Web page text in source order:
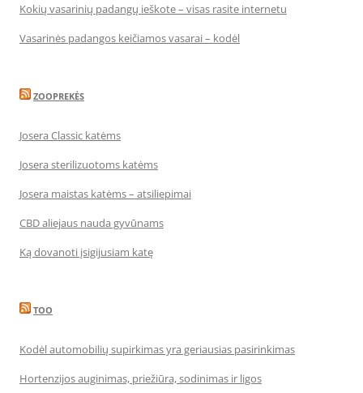
Kokių vasarinių padangų ieškote – visas rasite internetu
Vasarinės padangos keičiamos vasarai – kodėl
ZOOPREKĖS
Josera Classic katėms
Josera sterilizuotoms katėms
Josera maistas katėms – atsiliepimai
CBD aliejaus nauda gyvūnams
Ką dovanoti įsigijusiam katę
TOO
Kodėl automobilių supirkimas yra geriausias pasirinkimas
Hortenzijos auginimas, priežiūra, sodinimas ir ligos